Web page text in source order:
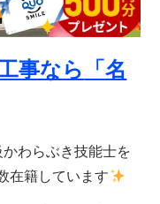
事なら
「名
わらぶき技能士を
在籍しています